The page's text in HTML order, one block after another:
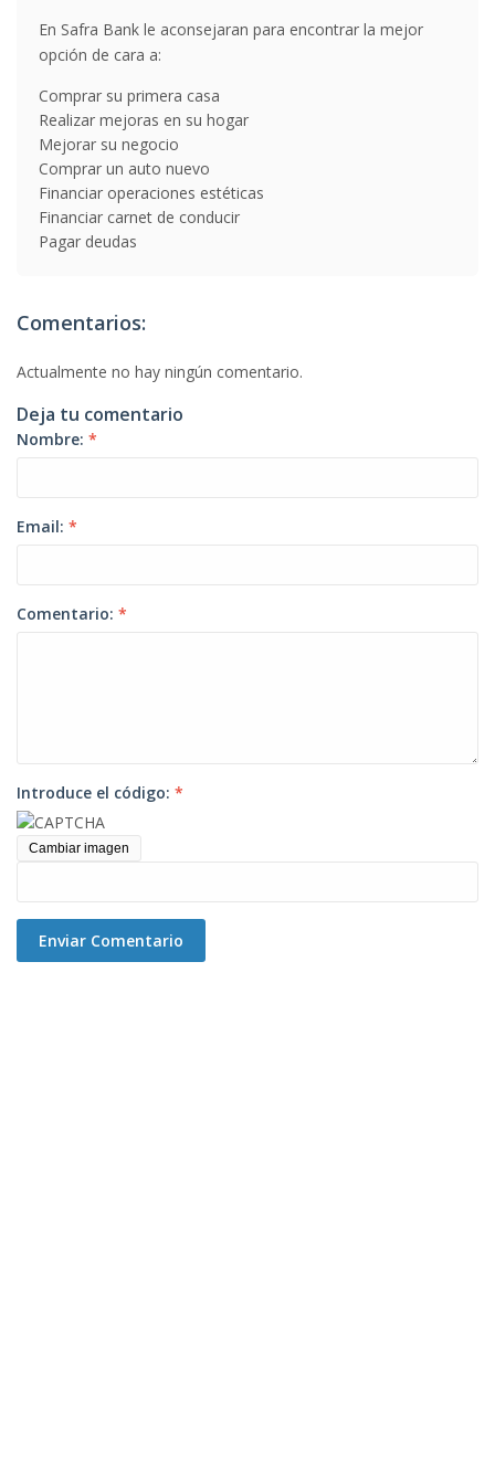
En Safra Bank le aconsejaran para encontrar la mejor
opción de cara a:
Comprar su primera casa
Realizar mejoras en su hogar
Mejorar su negocio
Comprar un auto nuevo
Financiar operaciones estéticas
Financiar carnet de conducir
Pagar deudas
Comentarios:
Actualmente no hay ningún comentario.
Deja tu comentario
Nombre: *
Email: *
Comentario: *
Introduce el código: *
Cambiar imagen
Enviar Comentario